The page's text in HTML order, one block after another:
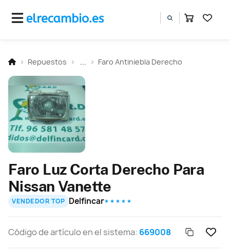
Repuestos Faro Antiniebla Derecho
Faro Luz Corta Derecho Para
Nissan Vanette
VENDEDOR TOP Delfincar★ ★ ★ ★ ★
Código de artículo en el sistema: 669008